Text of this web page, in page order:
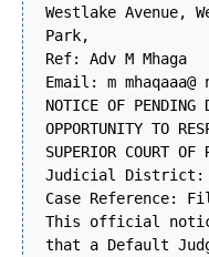
Westlake Avenue,
Park,
Ref: Adv M Mhaga
Email: m
NOTICE OF PENDING
OPPORTUNITY TO
SUPERIOR COURT OF
Judicial District:
Case Reference:
This official
that a Default